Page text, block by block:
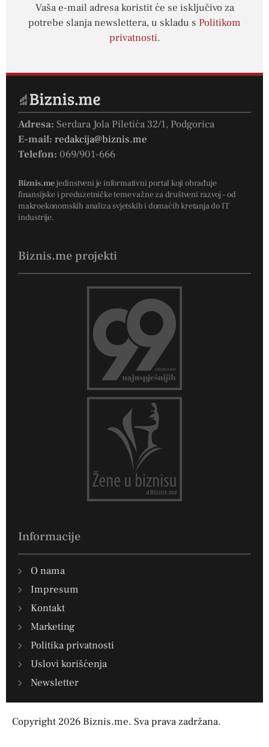
Vaša e-mail adresa koristit će se isključivo za
potrebe slanja newslettera, u skladu s Politikom
privatnosti.
Adresa: Serdara Jola Piletića 32/1, Podgorica
E-mail: redakcija@biznis.me
Telefon: 069/901-666
Biznis.mejedinstveni je informativni portal koji obrađuje
finansijske i preduzetničke teme važne za društveni razvoj – od
makroekonomskih analiza svjetskih i domaćih kretanja do IT
industrije.
Biznis.me projekti
Informacije
O nama
Impresum
Kontakt
Marketing
Politika privatnosti
Uslovi korišćenja
Newsletter
Copyright 2026 Biznis.me. Sva prava zadržana.